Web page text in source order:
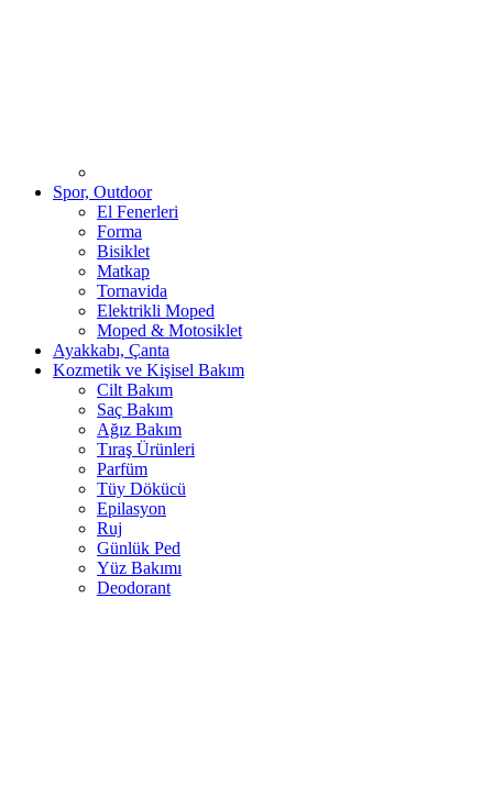
Spor, Outdoor
El Fenerleri
Forma
Bisiklet
Matkap
Tornavida
Elektrikli Moped
Moped & Motosiklet
Ayakkabı, Çanta
Kozmetik ve Kişisel Bakım
Cilt Bakım
Saç Bakım
Ağız Bakım
Tıraş Ürünleri
Parfüm
Tüy Dökücü
Epilasyon
Ruj
Günlük Ped
Yüz Bakımı
Deodorant